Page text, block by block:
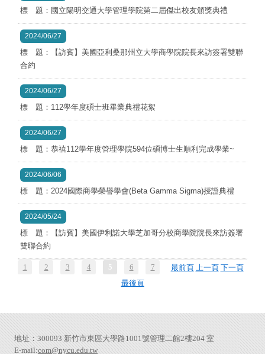
標 題：國立陽明交通大學管理學院第二屆傑出校友頒獎典禮
2024/06/27
標 題：【訪賓】美國亞利桑那州立大學商學院院長來訪簽署雙聯
合約
2024/06/27
標 題：112學年度碩士班畢業典禮花絮
2024/06/27
標 題：恭禧112學年度管理學院594位碩博士生順利完成學業~
2024/06/06
標 題：2024國際商學榮譽學會(Beta Gamma Sigma)授證典禮
2024/05/24
標 題：【訪賓】美國伊利諾大學芝加哥分校商學院院長來訪簽署
雙聯合約
最前頁 上一頁
1 2 3 4 5 6 7
下一頁
最後頁
地址：300093 新竹市東區大學路1001號管理二館2樓204 室
E-mail:com@nycu.edu.tw